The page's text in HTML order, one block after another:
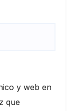
y web en
que